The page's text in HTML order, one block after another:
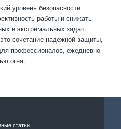
уровень безопасности
работы и снижать
и экстремальных задач.
сочетание надежной защиты,
профессионалов, ежедневно
огня.
статьи